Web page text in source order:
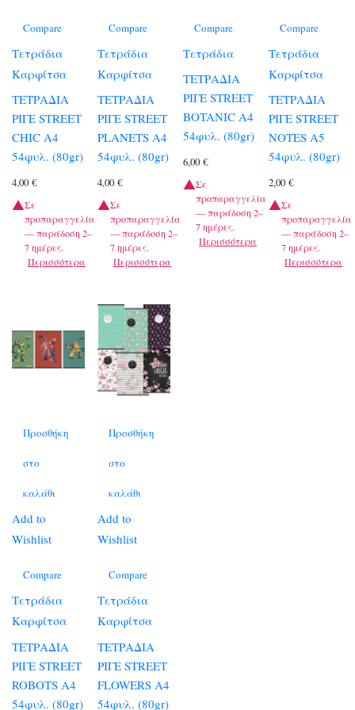
Compare
Τετράδια
Καρφίτσα
ΤΕΤΡΑΔΙΑ
ΡΙΓΕ STREET
CHIC A4
54φυλ. (80gr)
4,00 €
Σε
προπαραγγελία
— παράδοση 2–
7 ημέρες.
Περισσότερα
Compare
Τετράδια
Καρφίτσα
ΤΕΤΡΑΔΙΑ
ΡΙΓΕ STREET
PLANETS A4
54φυλ. (80gr)
4,00€
Σε
προπαραγγελία
— παράδοση 2–
7 ημέρες.
Περισσότερα
Compare
Τετράδια
ΤΕΤΡΑΔΙΑ
ΡΙΓΕ STREET
BOTANIC A4
54φυλ. (80gr)
6,00€
Σε
προπαραγγελία
— παράδοση 2–
7 ημέρες.
Περισσότερα
Compare
Τετράδια
Καρφίτσα
ΤΕΤΡΑΔΙΑ
ΡΙΓΕ STREET
NOTES A5
54φυλ. (80gr)
2,00€
Σε
προπαραγγελία
— παράδοση 2–
7 ημέρες.
Περισσότερα
Προσθήκη
στο
καλάθι
Add to
Wishlist
Compare
Τετράδια
Καρφίτσα
ΤΕΤΡΑΔΙΑ
ΡΙΓΕ STREET
ROBOTS A4
54φυλ. (80gr)
Προσθήκη
στο
καλάθι
Add to
Wishlist
Compare
Τετράδια
Καρφίτσα
ΤΕΤΡΑΔΙΑ
ΡΙΓΕ STREET
FLOWERS A4
54φυλ. (80gr)